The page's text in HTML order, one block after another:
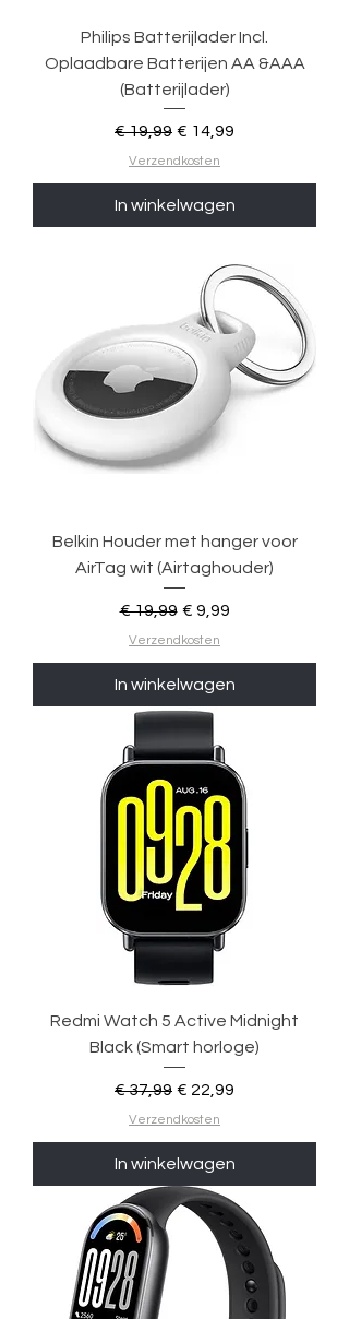
Philips Batterijlader Incl.
Oplaadbare Batterijen AA &AAA
(Batterijlader)
Normale prijs
€ 19,99 Verkoopprijs
€ 14,99
Verzendkosten
In winkelwagen
Belkin Houder met hanger voor
AirTag wit (Airtaghouder)
Normale prijs
€ 19,99 Verkoopprijs
€ 9,99
Verzendkosten
In winkelwagen
Redmi Watch 5 Active Midnight
Black (Smart horloge)
Normale prijs
€ 37,99 Verkoopprijs
€ 22,99
Verzendkosten
In winkelwagen